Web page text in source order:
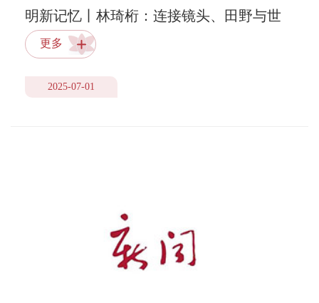
明新记忆丨林琦桁：连接镜头、田野与世
界
更多
2025-07-01